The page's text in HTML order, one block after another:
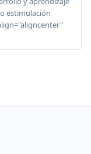
estimulación